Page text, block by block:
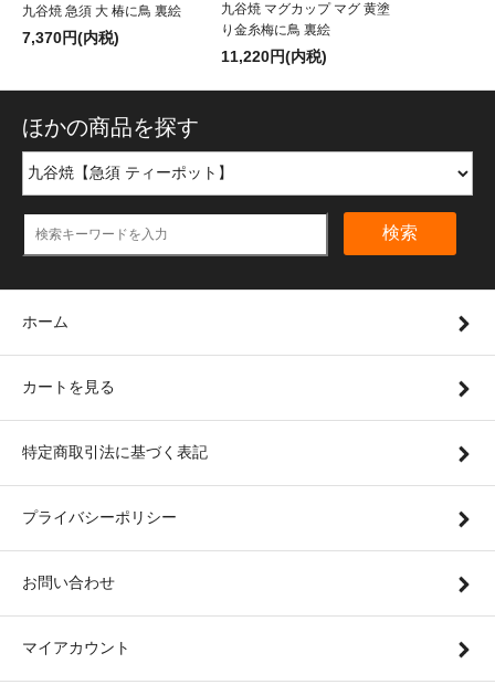
九谷焼 急須 大 椿に鳥 裏絵
7,370円(内税)
九谷焼 マグカップ マグ 黄塗
り金糸梅に鳥 裏絵
11,220円(内税)
ほかの商品を探す
検索
ホーム
カートを見る
特定商取引法に基づく表記
プライバシーポリシー
お問い合わせ
マイアカウント